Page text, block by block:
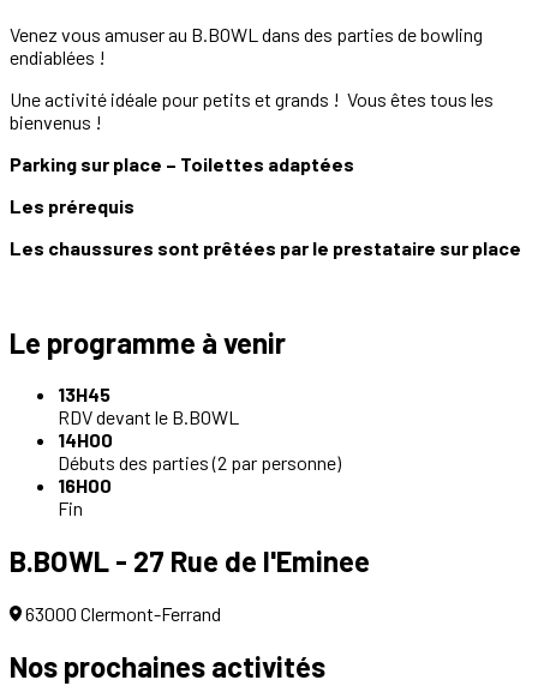
Venez vous amuser au B.BOWL dans des parties de bowling
endiablées !
Une activité idéale pour petits et grands ! Vous êtes tous les
bienvenus !
Parking sur place – Toilettes adaptées
Les prérequis
Les chaussures sont prêtées par le prestataire sur place
Le programme à venir
13H45
RDV devant le B.BOWL
14H00
Débuts des parties (2 par personne)
16H00
Fin
B.BOWL - 27 Rue de l'Eminee
63000 Clermont-Ferrand
Nos prochaines activités